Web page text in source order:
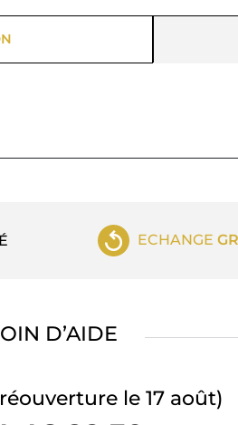
ECHANGE
D’AIDE
le 17 août)